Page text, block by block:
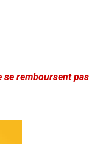
se remboursent pas